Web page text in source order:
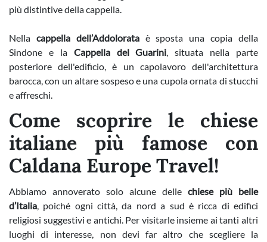
più distintive della cappella.
Nella cappella dell’Addolorataè sposta una copia della
Sindone e la Cappella del Guarini, situata nella parte
posteriore dell'edificio, è un capolavoro dell'architettura
barocca, con un altare sospeso e una cupola ornata di stucchi
e affreschi.
Come scoprire le chiese
italiane più famose con
Caldana Europe Travel!
Abbiamo annoverato solo alcune delle chiese più belle
d’Italia, poiché ogni città, da nord a sud è ricca di edifici
religiosi suggestivi e antichi. Per visitarle insieme ai tanti altri
luoghi di interesse, non devi far altro che scegliere la